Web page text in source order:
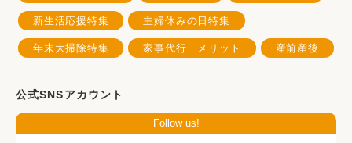
新生活応援特集 主婦休みの日特集
年末大掃除特集 家事代行 メリット 産前産後
公式SNSアカウント
Follow us!